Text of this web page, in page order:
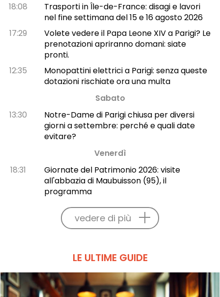
18:08
Trasporti in Île-de-France: disagi e lavori
nel fine settimana del 15 e 16 agosto 2026
17:29
Volete vedere il Papa Leone XIV a Parigi? Le
prenotazioni apriranno domani: siate
pronti.
12:35
Monopattini elettrici a Parigi: senza queste
dotazioni rischiate ora una multa
Sabato
13:30
Notre-Dame di Parigi chiusa per diversi
giorni a settembre: perché e quali date
evitare?
Venerdì
18:31
Giornate del Patrimonio 2026: visite
all'abbazia di Maubuisson (95), il
programma
vedere di più
LE ULTIME GUIDE